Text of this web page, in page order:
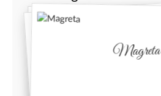
Magreta